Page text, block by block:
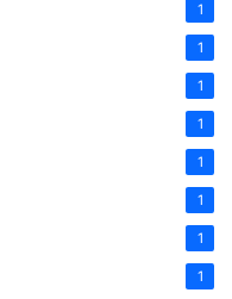
1
1
1
1
1
1
1
1